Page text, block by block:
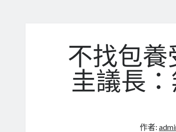
不找包養
圭議長
作者: